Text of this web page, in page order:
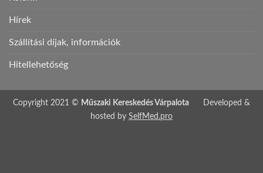
Hírek
Szállítási díjak, információk
Hitellehetőség
Copyright 2021 © Műszaki Kereskedés Várpalota Developed &
hosted by SelfMed.pro